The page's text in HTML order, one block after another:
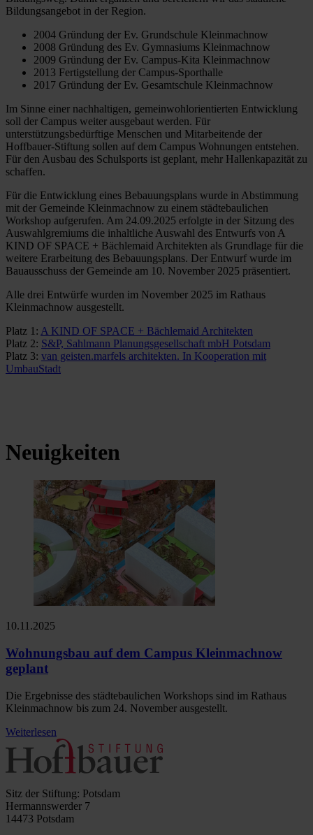
Bildungsangebot in der Region.
2004 Gründung der Ev. Grundschule Kleinmachnow
2008 Gründung des Ev. Gymnasiums Kleinmachnow
2009 Gründung der Ev. Campus-Kita Kleinmachnow
2013 Fertigstellung der Campus-Sporthalle
2017 Gründung der Ev. Gesamtschule Kleinmachnow
Im Sinne einer nachhaltigen, gemeinwohlorientierten Entwicklung
soll der Campus weiter ausgebaut werden. Für
unterstützungsbedürftige Menschen und Mitarbeitende der
Hoffbauer-Stiftung sollen auf dem Campus Wohnungen entstehen.
Für den Ausbau des Schulsports ist geplant, mehr Hallenkapazität zu
schaffen.
Für die Entwicklung eines Bebauungsplans wurde in Abstimmung
mit der Gemeinde Kleinmachnow zu einem städtebaulichen
Workshop aufgerufen. Am 24.09.2025 erfolgte in der Sitzung des
Auswahlgremiums die inhaltliche Auswahl des Entwurfs von A
KIND OF SPACE + Bächlemaid Architekten als Grundlage für die
weitere Erarbeitung des Bebauungsplans. Der Entwurf wurde im
Bauausschuss der Gemeinde am 10. November 2025 präsentiert.
Alle drei Entwürfe wurden im November 2025 im Rathaus
Kleinmachnow ausgestellt.
Platz 1: A KIND OF SPACE + Bächlemaid Architekten
Platz 2: S&P, Sahlmann Planungsgesellschaft mbH Potsdam
Platz 3: van geisten.marfels architekten. In Kooperation mit
UmbauStadt
Neuigkeiten
10.11.2025
Wohnungsbau auf dem Campus Kleinmachnow
geplant
Die Ergebnisse des städtebaulichen Workshops sind im Rathaus
Kleinmachnow bis zum 24. November ausgestellt.
Weiterlesen
Sitz der Stiftung: Potsdam
Hermannswerder 7
14473 Potsdam